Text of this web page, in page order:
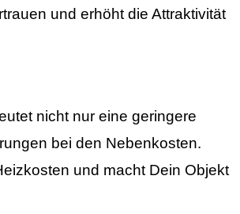
und erhöht die Attraktivität
nicht nur eine geringere
bei den Nebenkosten.
und macht Dein Objekt